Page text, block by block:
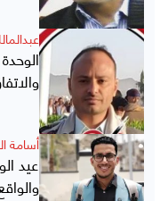
أسامة
عيد